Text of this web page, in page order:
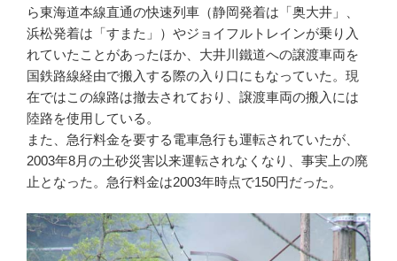
ら東海道本線直通の快速列車（静岡発着は「奥大井」、
浜松発着は「すまた」）やジョイフルトレインが乗り入
れていたことがあったほか、大井川鐵道への譲渡車両を
国鉄路線経由で搬入する際の入り口にもなっていた。現
在ではこの線路は撤去されており、譲渡車両の搬入には
陸路を使用している。
また、急行料金を要する電車急行も運転されていたが、
2003年8月の土砂災害以来運転されなくなり、事実上の廃
止となった。急行料金は2003年時点で150円だった。